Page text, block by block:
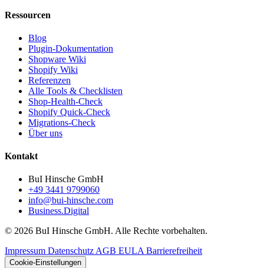
Ressourcen
Blog
Plugin-Dokumentation
Shopware Wiki
Shopify Wiki
Referenzen
Alle Tools & Checklisten
Shop-Health-Check
Shopify Quick-Check
Migrations-Check
Über uns
Kontakt
BuI Hinsche GmbH
+49 3441 9799060
info@bui-hinsche.com
Business.Digital
© 2026 BuI Hinsche GmbH. Alle Rechte vorbehalten.
Impressum DatenschutzAGB EULABarrierefreiheit
Cookie-Einstellungen